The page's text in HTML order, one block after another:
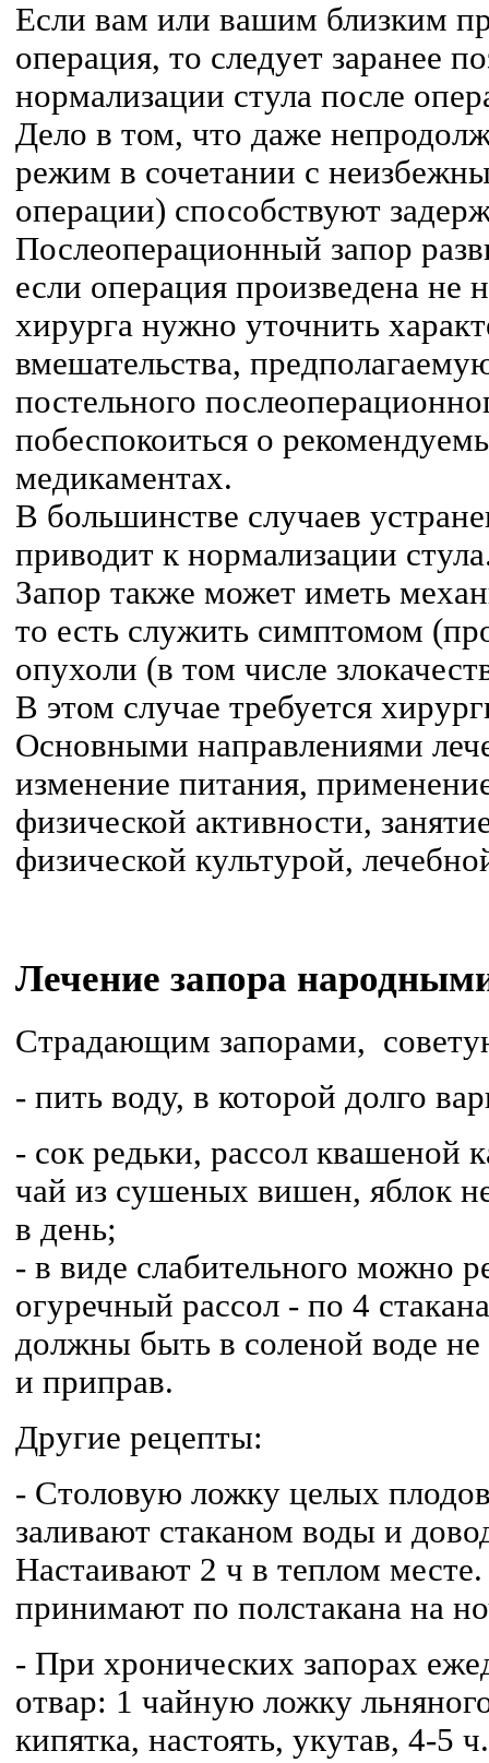
Если вам или вашим близким
операция, то следует заранее
нормализации стула после
Дело в том, что даже
режим в сочетании с
операции) способствуют
Послеоперационный запор
если операция произведена не
хирурга нужно уточнить
вмешательства,
постельного
побеспокоиться о
медикаментах.
В большинстве случаев
приводит к нормализации
Запор также может иметь
то есть служить симптомом
опухоли (в том числе
В этом случае требуется
Основными направлениями
изменение питания,
физической активности,
физической культурой,
Лечение запора
Страдающим запорами,
- пить воду, в которой долго
- сок редьки, рассол квашеной
чай из сушеных вишен, яблок
в день;
- в виде слабительного можно
огуречный рассол - по 4
должны быть в соленой воде
и приправ.
Другие рецепты:
- Столовую ложку целых
заливают стаканом воды и
Настаивают 2 ч в теплом
принимают по полстакана на
- При хронических запорах
отвар: 1 чайную ложку
кипятка, настоять, укутав, 4-5